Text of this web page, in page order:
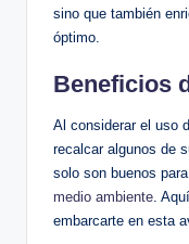
sino que también
óptimo.
Beneficios
Al considerar el uso
recalcar algunos de
solo son buenos
medio ambiente.
embarcarte en esta